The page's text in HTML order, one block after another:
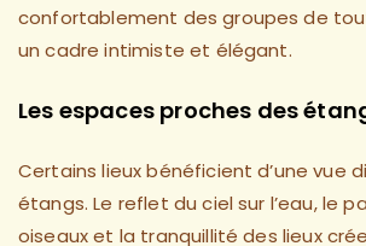
confortablement des groupes de
un cadre intimiste et élégant.
Les espaces proches des
Certains lieux bénéficient d’une vue
étangs. Le reflet du ciel sur l’eau, le
oiseaux et la tranquillité des lieux